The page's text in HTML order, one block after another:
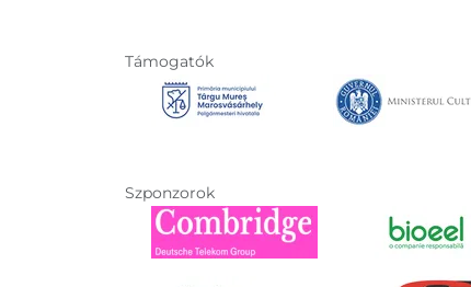
Támogatók
Szponzorok